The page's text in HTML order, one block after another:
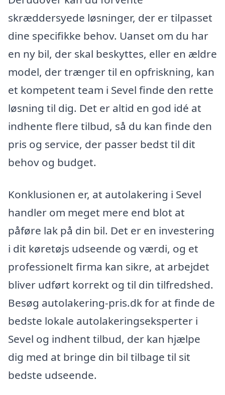
skræddersyede løsninger, der er tilpasset
dine specifikke behov. Uanset om du har
en ny bil, der skal beskyttes, eller en ældre
model, der trænger til en opfriskning, kan
et kompetent team i Sevel finde den rette
løsning til dig. Det er altid en god idé at
indhente flere tilbud, så du kan finde den
pris og service, der passer bedst til dit
behov og budget.
Konklusionen er, at autolakering i Sevel
handler om meget mere end blot at
påføre lak på din bil. Det er en investering
i dit køretøjs udseende og værdi, og et
professionelt firma kan sikre, at arbejdet
bliver udført korrekt og til din tilfredshed.
Besøg autolakering-pris.dk for at finde de
bedste lokale autolakeringseksperter i
Sevel og indhent tilbud, der kan hjælpe
dig med at bringe din bil tilbage til sit
bedste udseende.